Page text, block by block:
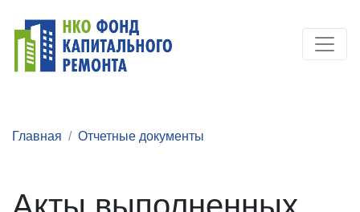
Главная Отчетные документы